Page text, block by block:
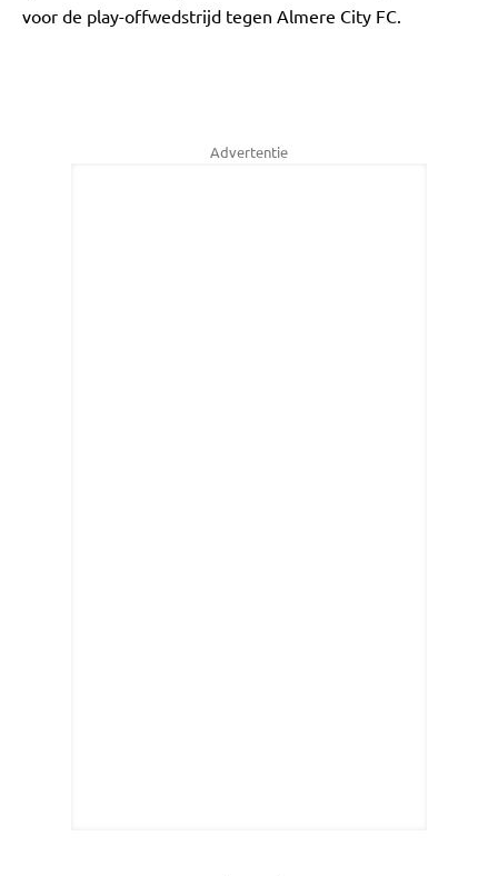
voor de play-offwedstrijd tegen Almere City FC.
Advertentie